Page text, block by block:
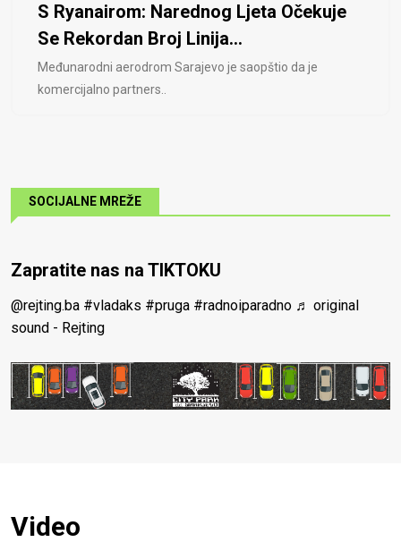
S Ryanairom: Narednog Ljeta Očekuje
Se Rekordan Broj Linija...
Međunarodni aerodrom Sarajevo je saopštio da je
komercijalno partners..
SOCIJALNE MREŽE
Zapratite nas na TIKTOKU
@rejting.ba #vladaks #pruga #radnoiparadno ♬ original
sound - Rejting
Video